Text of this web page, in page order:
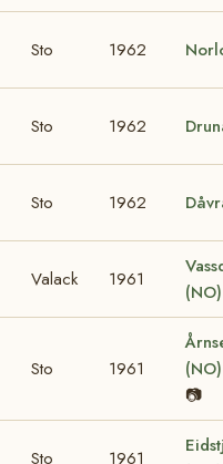
Sto 1962
Sto 1962
Sto 1962
Valack 1961
Sto 1961
📷
Sto 1961